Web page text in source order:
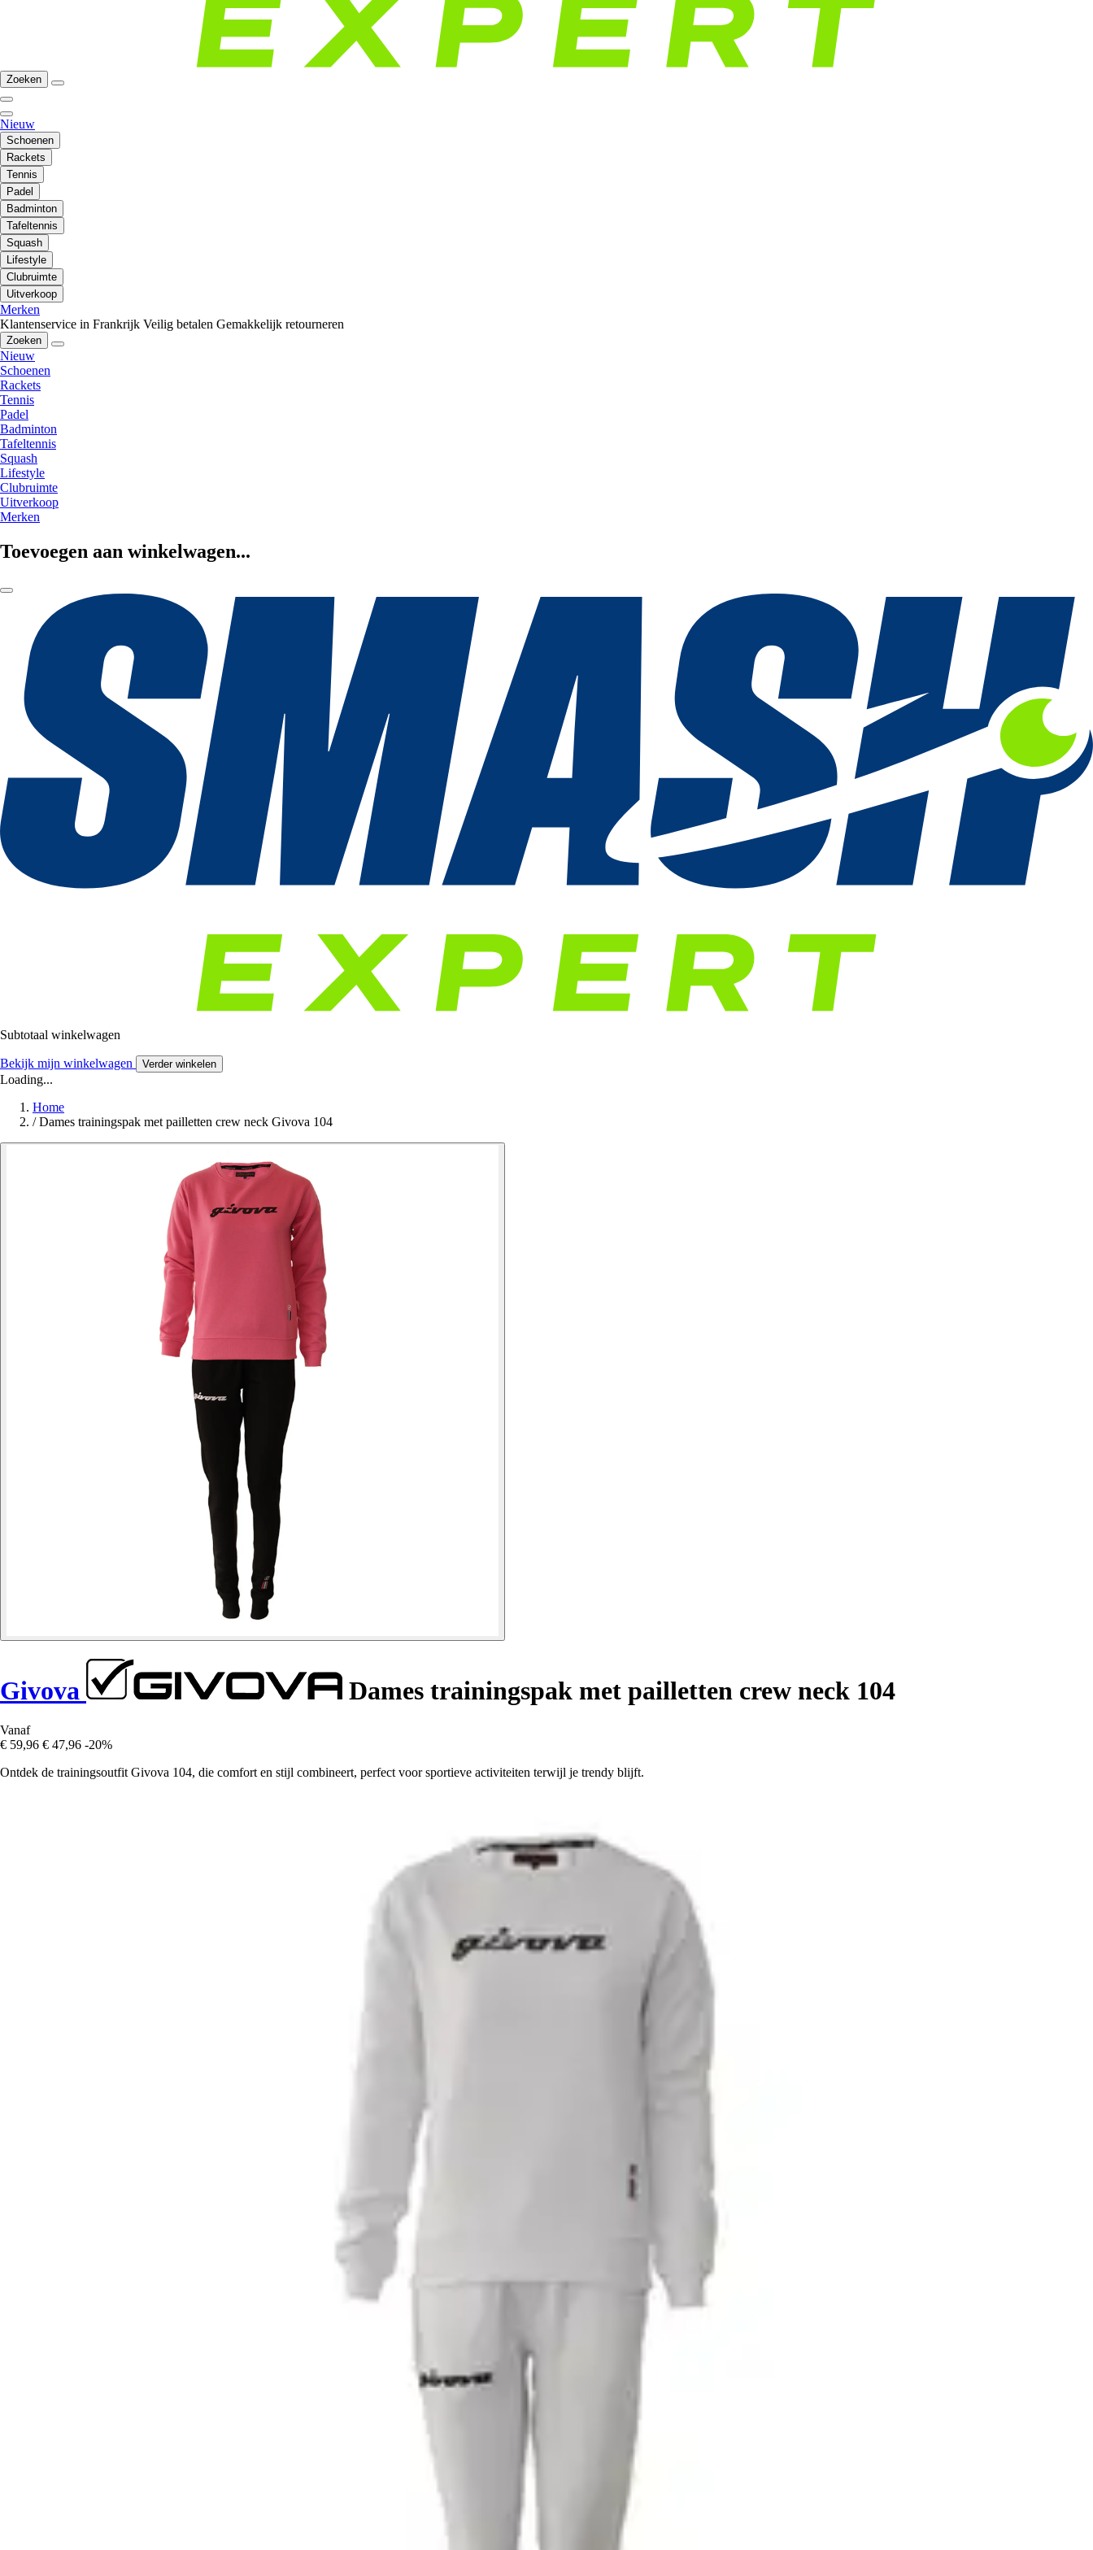
Zoeken
Nieuw
Schoenen
Rackets
Tennis
Padel
Badminton
Tafeltennis
Squash
Lifestyle
Clubruimte
Uitverkoop
Merken
Klantenservice in Frankrijk Veilig betalen Gemakkelijk retourneren
Zoeken
Nieuw
Schoenen
Rackets
Tennis
Padel
Badminton
Tafeltennis
Squash
Lifestyle
Clubruimte
Uitverkoop
Merken
Toevoegen aan winkelwagen...
Subtotaal winkelwagen
Bekijk mijn winkelwagen Verder winkelen
Loading...
Home
/ Dames trainingspak met pailletten crew neck Givova 104
Givova Dames trainingspak met pailletten crew neck 104
Vanaf
€ 59,96 € 47,96 -20%
Ontdek de trainingsoutfit Givova 104, die comfort en stijl combineert, perfect voor sportieve activiteiten terwijl je trendy blijft.